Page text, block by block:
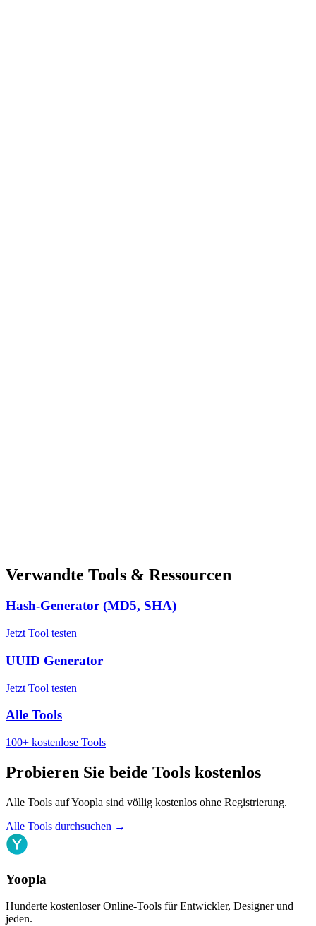
Verwandte Tools & Ressourcen
Hash-Generator (MD5, SHA)
Jetzt Tool testen
UUID Generator
Jetzt Tool testen
Alle Tools
100+ kostenlose Tools
Probieren Sie beide Tools kostenlos
Alle Tools auf Yoopla sind völlig kostenlos ohne Registrierung.
Alle Tools durchsuchen →
Yoopla
Hunderte kostenloser Online-Tools für Entwickler, Designer und
jeden.